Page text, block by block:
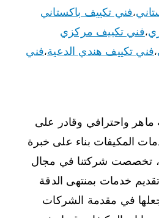
،فني تكييف باكستاني
،فني تكييف مركزي
،فني تكييف هندي الدعية،فني
ماهر واحترافي وقادر على
المكيفات بناء على خبرة
تخصصت شركتنا في مجال
خدمات بمنتهى الدقة
جعلها في مقدمة الشركات